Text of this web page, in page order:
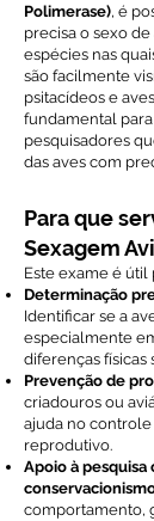
Polimerase), é
precisa o sexo
espécies nas
são facilmente
psitacídeos e
fundamental
pesquisadores
das aves com
Para que
Sexagem
Este exame é útil
Determinação
Identificar se a
especialmente
diferenças físicas
Prevenção de
criadouros ou
ajuda no
reprodutivo.
Apoio à pesquisa
comportamento,